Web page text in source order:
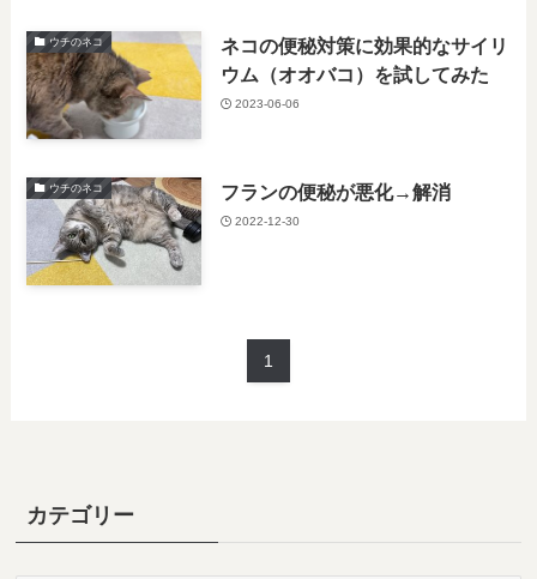
ウチのネコ
ネコの便秘対策に効果的なサイリ
ウム（オオバコ）を試してみた
2023-06-06
ウチのネコ フランの便秘が悪化→解消
2022-12-30
1
カテゴリー